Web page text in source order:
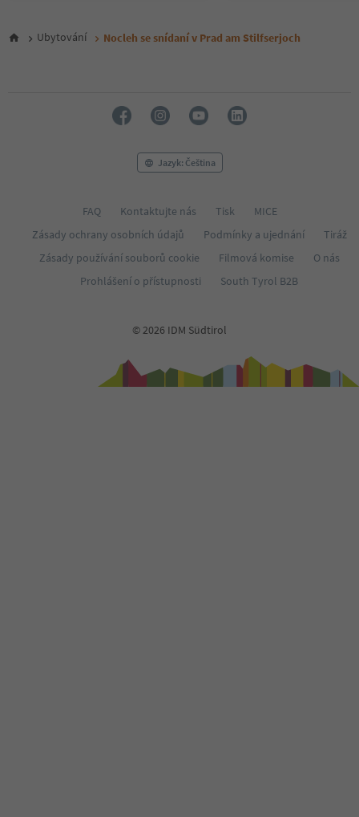
Ubytování Nocleh se snídaní v Prad am Stilfserjoch
Jazyk: Čeština
FAQ Kontaktujte nás Tisk
MICE
Zásady ochrany osobních údajů
Podmínky a ujednání
Tiráž
Zásady používání souborů cookie
Filmová komise
O nás
Prohlášení o přístupnosti
South Tyrol B2B
© 2026 IDM Südtirol